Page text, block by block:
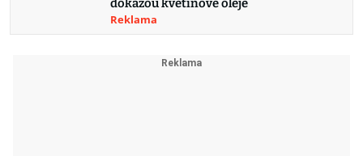
dokážou květinové oleje
Reklama